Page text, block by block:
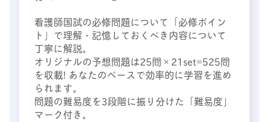
看護師国試の必修問題について「必修ポイン
ト」で理解・記憶しておくべき内容について
丁寧に解説。
オリジナルの予想問題は25問×21set=525問
を収載! あなたのペースで効率的に学習を進め
られます。
問題の難易度を3段階に振り分けた「難易度」
マーク付き。